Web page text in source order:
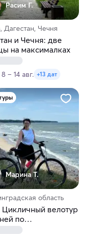
Расим Г.
Дагестан, Чечня
и Чечня: две
на максималках
8 – 14 авг. +13 дат
Марина Т.
область
Цикличный велотур
по
области